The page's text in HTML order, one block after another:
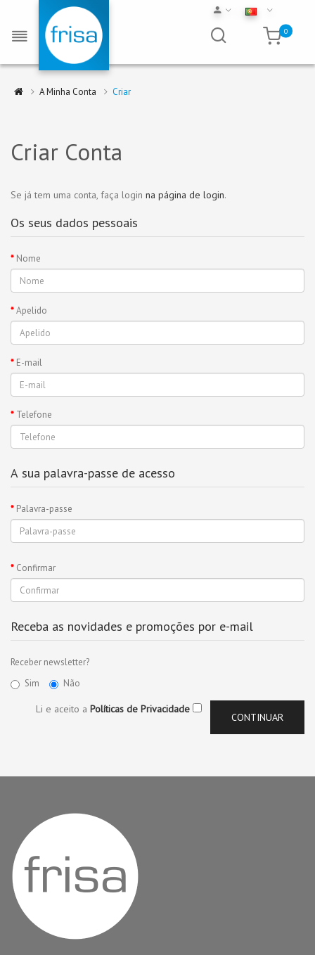
0
A Minha Conta Criar
Criar Conta
Se já tem uma conta, faça login na página de login.
Os seus dados pessoais
Nome
Apelido
E-mail
Telefone
A sua palavra-passe de acesso
Palavra-passe
Confirmar
Receba as novidades e promoções por e-mail
Receber newsletter?
Sim
Não
Li e aceito a Políticas de Privacidade